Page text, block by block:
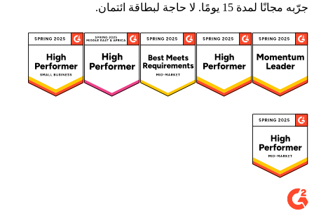
جرّبه مجانًا لمدة 15 يومًا. لا حاجة لبطاقة ائتمان.